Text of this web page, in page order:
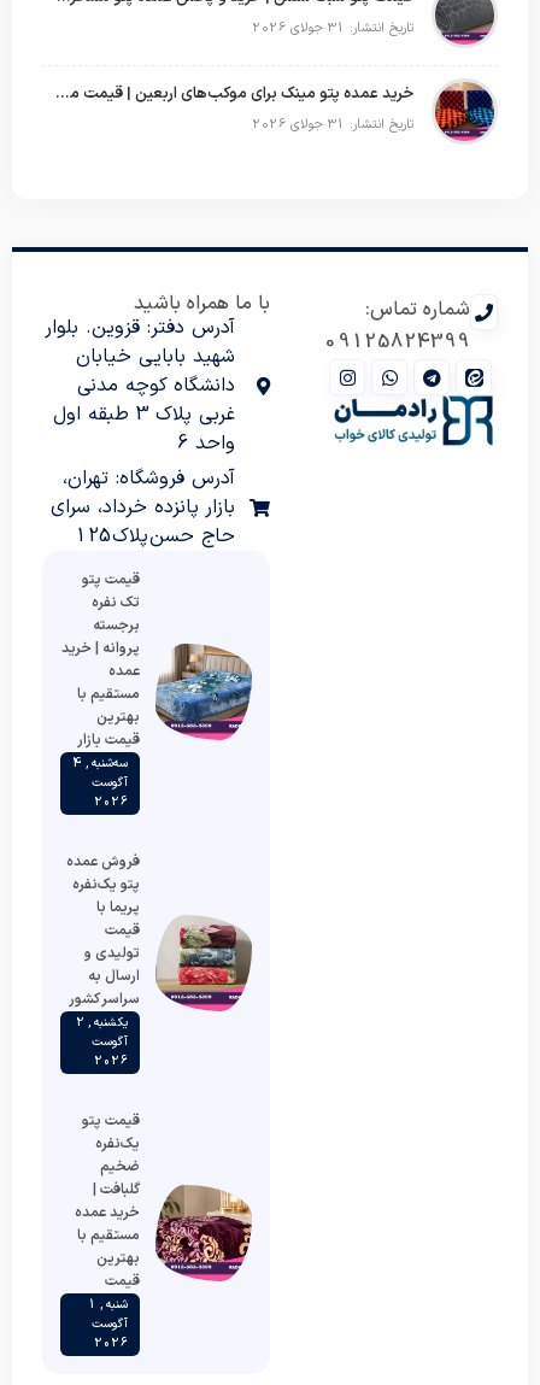
تاریخ انتشار: 31 جولای 2026
خرید عمده پتو مینک برای موکب‌های اربعین | قیمت مناسب و ارسال سریع
تاریخ انتشار: 31 جولای 2026
شماره تماس:
09125824399
با ما همراه باشید
آدرس دفتر: قزوین. بلوار
شهید بابایی خیابان
دانشگاه کوچه مدنی
غربی پلاک 3 طبقه اول
واحد 6
آدرس فروشگاه: تهران،
بازار پانزده خرداد، سرای
حاج حسن پلاک 125
قیمت پتو
تک نفره
برجسته
پروانه | خرید
عمده
مستقیم با
بهترین
قیمت بازار
سه‌شنبه , 4
آگوست
2026
فروش عمده
پتو یک‌نفره
پریما با
قیمت
تولیدی و
ارسال به
سراسر کشور
یکشنبه , 2
آگوست
2026
قیمت پتو
یک‌نفره
ضخیم
گلبافت |
خرید عمده
مستقیم با
بهترین
قیمت
شنبه , 1
آگوست
2026